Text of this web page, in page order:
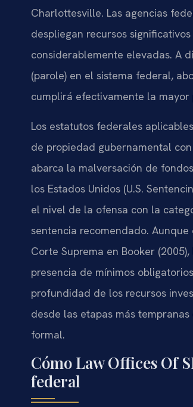
Charlottesville. Las agencias
despliegan recursos
considerablemente elevadas. A
(parole) en el sistema federal,
cumplirá efectivamente la
Los estatutos federales
de propiedad gubernamental
abarca la malversación de
los Estados Unidos (U.S.
el nivel de la ofensa con la
sentencia recomendado.
Corte Suprema en Booker
presencia de mínimos
profundidad de los recursos
desde las etapas más
formal.
Cómo Law Offices Of
federal